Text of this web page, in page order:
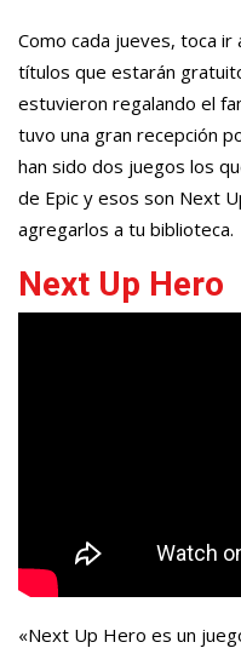
Como cada jueves, toca ir
títulos que estarán
estuvieron regalando el
tuvo una gran recepción
han sido dos juegos los
de Epic y esos son Next
agregarlos a tu biblioteca.
Next Up Hero
«Next Up Hero es un